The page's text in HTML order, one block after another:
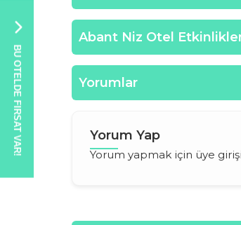
Abant Niz Otel
Yorumlar
Yorum Yap
Yorum yapmak için üye girişi
BU OTELDE FIRSAT VAR!